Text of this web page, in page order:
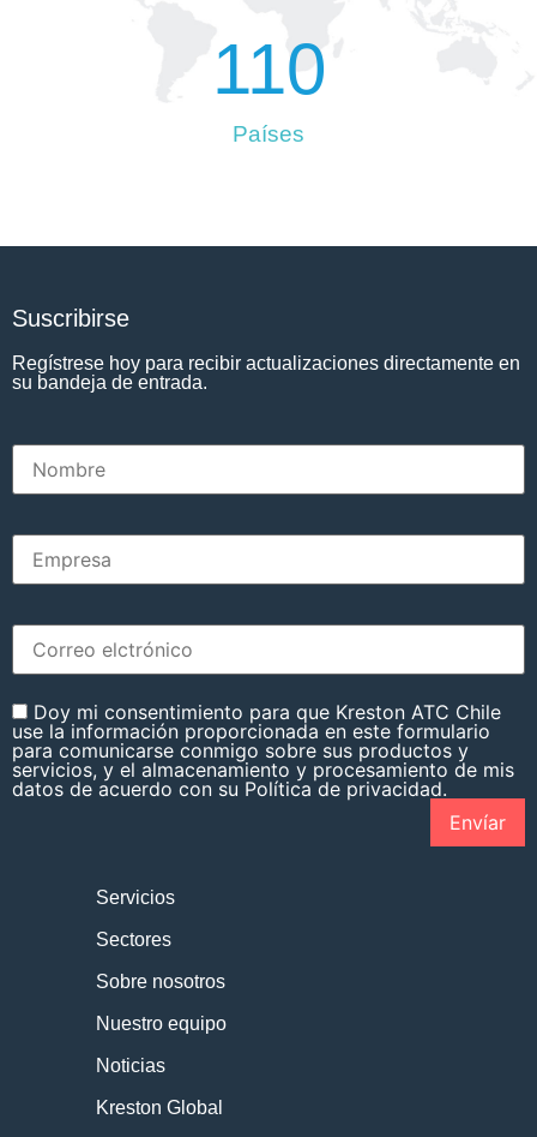
Países
110
Servicios
Sectores
Sobre nosotros
Nuestro equipo
Noticias
Kreston Global
Suscribirse
Regístrese hoy para recibir actualizaciones directamente en
su bandeja de entrada.
Doy mi consentimiento para que Kreston ATC Chile
use la información proporcionada en este formulario
para comunicarse conmigo sobre sus productos y
servicios, y el almacenamiento y procesamiento de mis
datos de acuerdo con su Política de privacidad.